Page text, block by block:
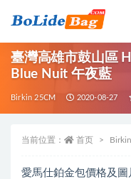
臺灣高雄市鼓山區
Blue Nuit 午夜藍
Birkin 25CM 2020-08-27
当前位置： 首页 Birkin
愛馬仕鉑金包價格及